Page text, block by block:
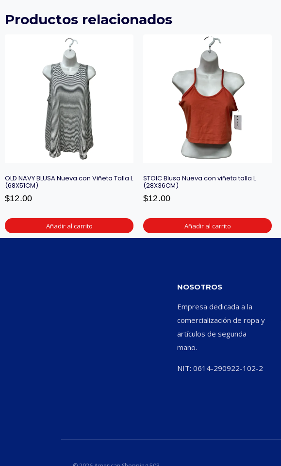
Productos relacionados
OLD NAVY BLUSA Nueva con Viñeta Talla L
(68X51CM)
$12.00
Añadir al carrito
STOIC Blusa Nueva con viñeta talla L
(28X36CM)
$12.00
Añadir al carrito
NOSOTROS
Empresa dedicada a la
comercialización de ropa y
artículos de segunda
mano.
NIT: 0614-290922-102-2